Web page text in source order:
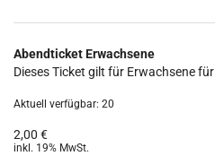
Abendticket Erwachsene
Dieses Ticket gilt für Erwachsene
Aktuell verfügbar: 20
2,00 €
inkl. 19% MwSt.